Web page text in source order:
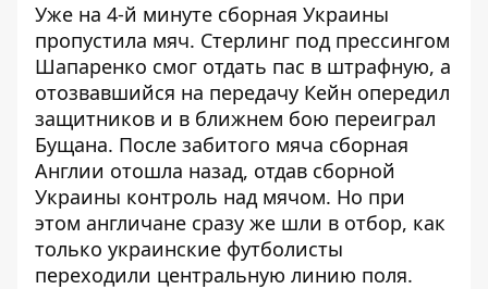
Уже на 4-й минуте сборная Украины
пропустила мяч. Стерлинг под прессингом
Шапаренко смог отдать пас в штрафную, а
отозвавшийся на передачу Кейн опередил
защитников и в ближнем бою переиграл
Бущана. После забитого мяча сборная
Англии отошла назад, отдав сборной
Украины контроль над мячом. Но при
этом англичане сразу же шли в отбор, как
только украинские футболисты
переходили центральную линию поля.